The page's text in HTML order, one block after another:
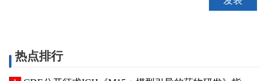
热点排行